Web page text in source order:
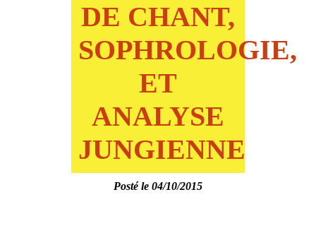
DE CHANT,
SOPHROLOGIE,
ET
ANALYSE
JUNGIENNE
Posté le 04/10/2015